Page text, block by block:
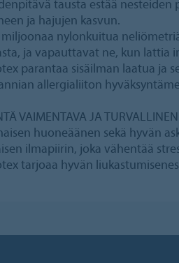
tausta estää
ja hajujen kasvun.
miljoonaa nylonkuitua
ja vapauttavat ne, kun lattia
parantaa sisäilman laatua ja
allergialiiton
VAIMENTAVA JA TURVALLINEN
huoneäänen sekä hyvän
ilmapiirin, joka vähentää
tarjoaa hyvän